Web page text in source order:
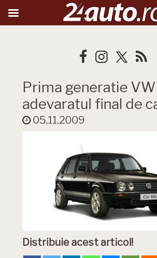
Prima generatie VW
adevaratul final de
05.11.2009
Distribuie acest articol!